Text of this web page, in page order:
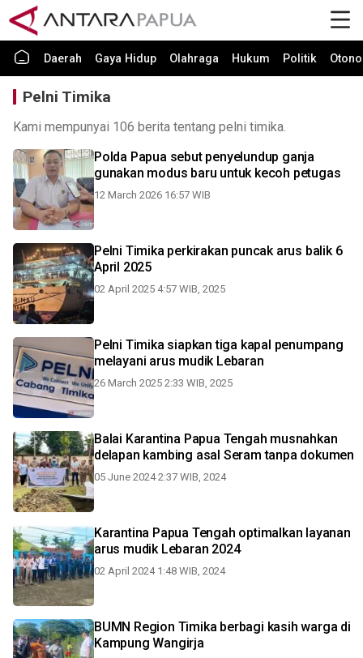
Daerah Gaya Hidup Olahraga Hukum Politik
Pelni Timika
Kami mempunyai 106 berita tentang pelni timika.
Polda Papua sebut penyelundup ganja
gunakan modus baru untuk kecoh petugas
12 March 2026 16:57 WIB
Pelni Timika perkirakan puncak arus balik 6
April 2025
02 April 2025 4:57 WIB, 2025
Pelni Timika siapkan tiga kapal penumpang
melayani arus mudik Lebaran
26 March 2025 2:33 WIB, 2025
Balai Karantina Papua Tengah musnahkan
delapan kambing asal Seram tanpa dokumen
05 June 2024 2:37 WIB, 2024
Karantina Papua Tengah optimalkan layanan
arus mudik Lebaran 2024
02 April 2024 1:48 WIB, 2024
BUMN Region Timika berbagi kasih warga di
Kampung Wangirja